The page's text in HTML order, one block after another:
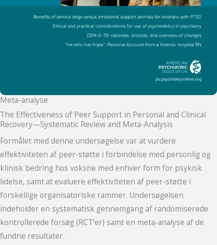
Meta-analyse
The Effectiveness of Peer Support in Personal and Clinical
Recovery—Systematic Review and Meta-Analysis
Formålet med denne undersøgelse var at vurdere
effektiviteten af peer-støtte i forbindelse med personlig og
klinisk bedring hos voksne med enhver form for psykisk
lidelse, samt at evaluere effektiviteten af peer-støtte i
forskellige organisatoriske rammer. Undersøgelsen
indeholder en systematisk gennemgang af randomiserede
kontrollerede forsøg (RCT’er) samt en meta-analyse af de
fundne resultater.